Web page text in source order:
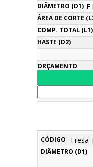
F
DescriçãoCódigo
Fresa